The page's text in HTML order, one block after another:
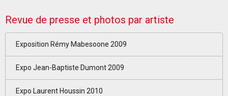
Revue de presse et photos par artiste
Exposition Rémy Mabesoone 2009
Expo Jean-Baptiste Dumont 2009
Expo Laurent Houssin 2010